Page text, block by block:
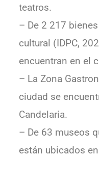
teatros.
– De 2 217
cultural (IDPC,
encuentran en el
– La Zona
ciudad se
Candelaria.
– De 63 museos
están ubicados